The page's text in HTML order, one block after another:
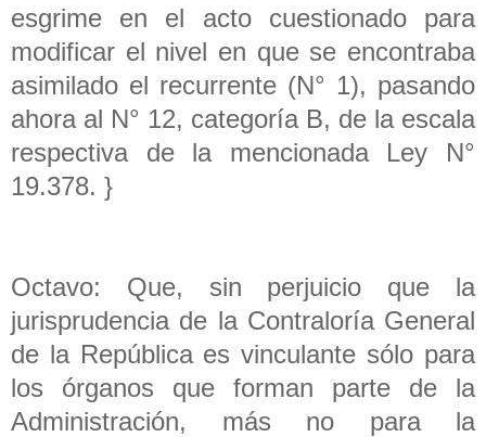
esgrime en el acto cuestionado para
modificar el nivel en que se encontraba
asimilado el recurrente (N° 1), pasando
ahora al N° 12, categoría B, de la escala
respectiva de la mencionada Ley N°
19.378. }
Octavo: Que, sin perjuicio que la
jurisprudencia de la Contraloría General
de la República es vinculante sólo para
los órganos que forman parte de la
Administración, más no para la